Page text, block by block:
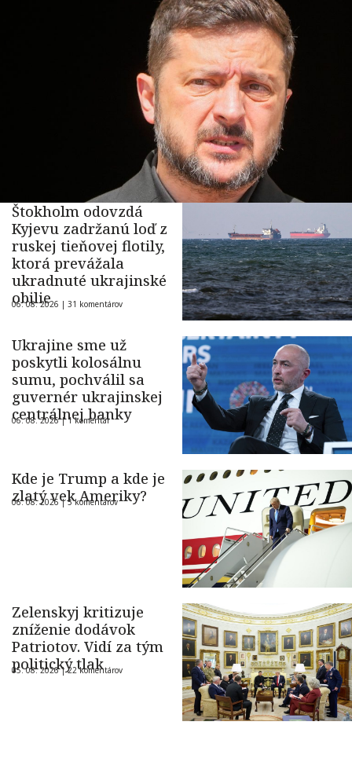
Štokholm odovzdá
Kyjevu zadržanú loď z
ruskej tieňovej flotily,
ktorá prevážala
ukradnuté ukrajinské
obilie
06. 08. 2026 | 31 komentárov
Ukrajine sme už
poskytli kolosálnu
sumu, pochválil sa
guvernér ukrajinskej
centrálnej banky
06. 08. 2026 |1 komentár
Kde je Trump a kde je
zlatý vek Ameriky?
06. 08. 2026 |5 komentárov
Zelenskyj kritizuje
zníženie dodávok
Patriotov. Vidí za tým
politický tlak
05. 08. 2026 |22 komentárov